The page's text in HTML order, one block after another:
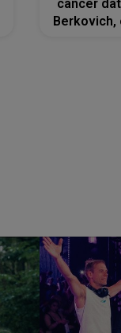
cancer
Berkovich,